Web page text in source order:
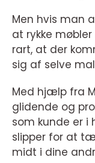
Men hvis man
at rykke
rart, at der
sig af selve
Med hjælp fra
glidende og
som kunde er
slipper for at
midt i dine